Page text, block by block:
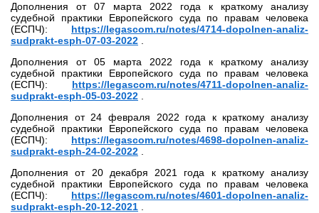
Дополнения от 07 марта 2022 года к краткому анализу
судебной практики Европейского суда по правам человека
(ЕСПЧ): https://legascom.ru/notes/4714-dopolnen-analiz-
sudprakt-esph-07-03-2022
Дополнения от 05 марта 2022 года к краткому анализу
судебной практики Европейского суда по правам человека
(ЕСПЧ): https://legascom.ru/notes/4711-dopolnen-analiz-
sudprakt-esph-05-03-2022
Дополнения от 24 февраля 2022 года к краткому анализу
судебной практики Европейского суда по правам человека
(ЕСПЧ): https://legascom.ru/notes/4698-dopolnen-analiz-
sudprakt-esph-24-02-2022
Дополнения от 20 декабря 2021 года к краткому анализу
судебной практики Европейского суда по правам человека
(ЕСПЧ): https://legascom.ru/notes/4601-dopolnen-analiz-
sudprakt-esph-20-12-2021